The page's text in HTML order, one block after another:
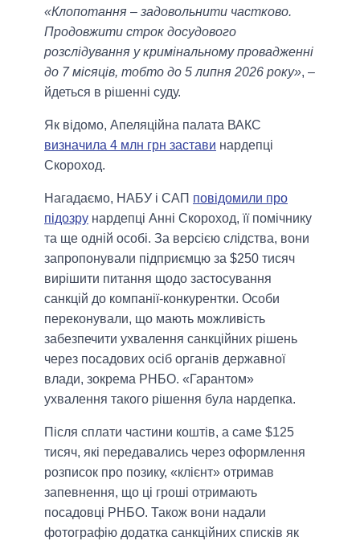
«Клопотання – задовольнити частково.
Продовжити строк досудового
розслідування у кримінальному провадженні
до 7 місяців, тобто до 5 липня 2026 року», –
йдеться в рішенні суду.
Як відомо, Апеляційна палата ВАКС
визначила 4 млн грн застави нардепці
Скороход.
Нагадаємо, НАБУ і САП повідомили про
підозру нардепці Анні Скороход, її помічнику
та ще одній особі. За версією слідства, вони
запропонували підприємцю за $250 тисяч
вирішити питання щодо застосування
санкцій до компанії-конкурентки. Особи
переконували, що мають можливість
забезпечити ухвалення санкційних рішень
через посадових осіб органів державної
влади, зокрема РНБО. «Гарантом»
ухвалення такого рішення була нардепка.
Після сплати частини коштів, а саме $125
тисяч, які передавались через оформлення
розписок про позику, «клієнт» отримав
запевнення, що ці гроші отримають
посадовці РНБО. Також вони надали
фотографію додатка санкційних списків як